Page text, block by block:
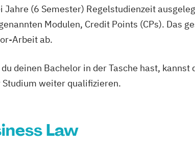
Jahre (6 Semester) Regelstudienzeit
Modulen, Credit Points (CPs). Das
Arbeit ab.
du deinen Bachelor in der Tasche hast,
Studium weiter qualifizieren.
Law